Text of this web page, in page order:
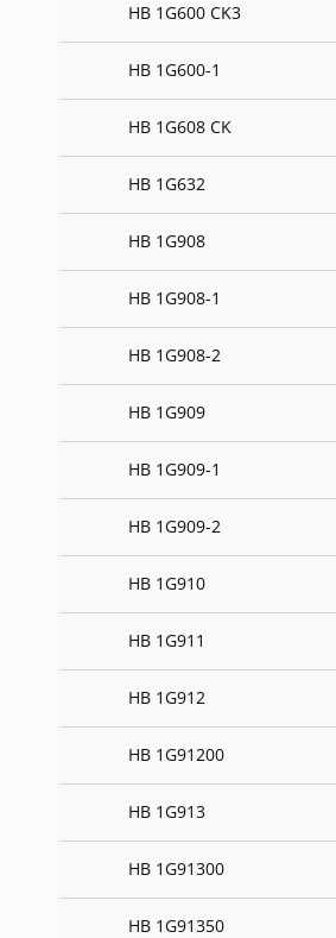
HB 1G600 CK3
HB 1G600-1
HB 1G608 CK
HB 1G632
HB 1G908
HB 1G908-1
HB 1G908-2
HB 1G909
HB 1G909-1
HB 1G909-2
HB 1G910
HB 1G911
HB 1G912
HB 1G91200
HB 1G913
HB 1G91300
HB 1G91350